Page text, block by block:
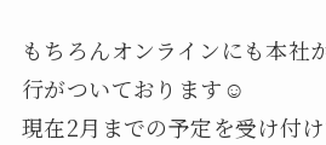
もちろんオンラインにも本社
行がついております☺️
現在2月までの予定を受け付